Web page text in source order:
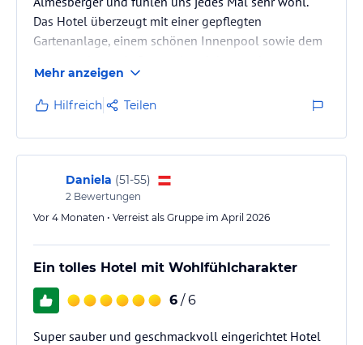
Das Hotel überzeugt mit einer gepflegten
Gartenanlage, einem schönen Innenpool sowie dem
Ruheräumen. Auch der Fitnessbereich ist
hervorragend ausgestattet und wurde ansprechend
neu gestaltet. Das Frühstück bietet eine große und
vielfältige Auswahl und das Abendessen mit
Menüwahl lässt keine Wünsche offen. Besonders
hervorzuheben sind die durchwegs freundlichen und
engagierten …
Mehr anzeigen
Hilfreich Teilen
Daniela (51-55)
2 Bewertungen
Vor 4 Monaten • Verreist als Gruppe im April 2026
Ein tolles Hotel mit Wohlfühlcharakter
6 / 6
Super sauber und geschmackvoll eingerichtet Hotel